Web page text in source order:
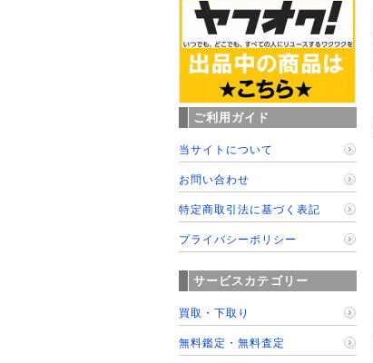
ご利用ガイド
当サイトについて
お問い合わせ
特定商取引法に基づく表記
プライバシーポリシー
サービスカテゴリー
買取・下取り
無料鑑定・無料査定